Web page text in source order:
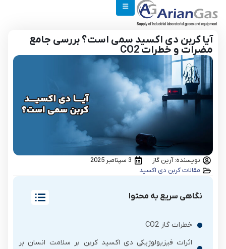
آیا کربن دی اکسید سمی است؟ بررسی جامع
مضرات و خطرات CO2
نویسنده: آرین گاز
3 سپتامبر 2025
مقالات کربن دی اکسید
نگاهی سریع به محتوا
خطرات گاز CO2
اثرات فیزیولوژیکی دی اکسید کربن بر سلامت انسان بر